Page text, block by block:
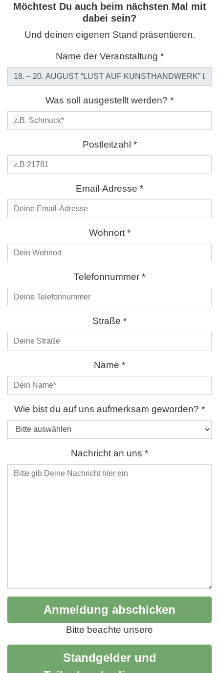
Möchtest Du auch beim nächsten Mal mit
dabei sein?
Und deinen eigenen Stand präsentieren.
Name der Veranstaltung *
Was soll ausgestellt werden? *
Postleitzahl *
Email-Adresse *
Wohnort *
Telefonnummer *
Straße *
Name *
Wie bist du auf uns aufmerksam geworden? *
Nachricht an uns *
Bitte beachte unsere
Standgelder und